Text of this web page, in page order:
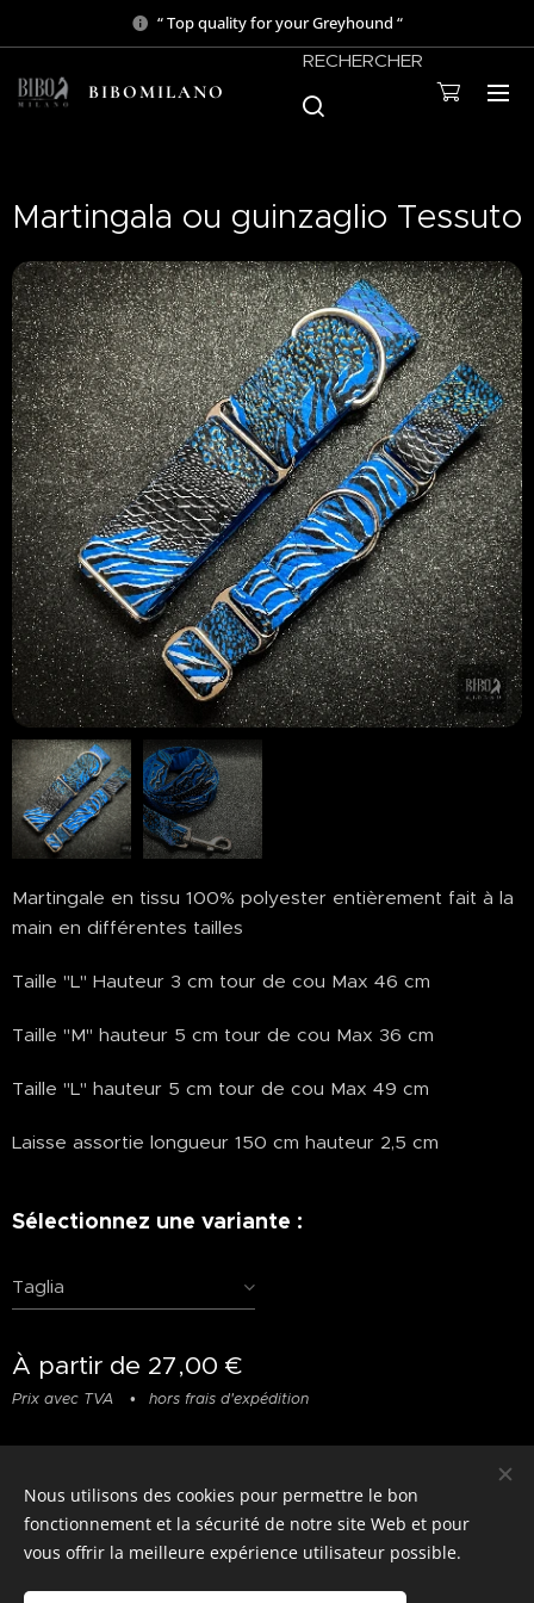
“ Top quality for your Greyhound “
BIBOMILANO
RECHERCHER
Martingala ou guinzaglio Tessuto
Martingale en tissu 100% polyester entièrement fait à la
main en différentes tailles
Taille "L" Hauteur 3 cm tour de cou Max 46 cm
Taille "M" hauteur 5 cm tour de cou Max 36 cm
Taille "L" hauteur 5 cm tour de cou Max 49 cm
Laisse assortie longueur 150 cm hauteur 2,5 cm
Sélectionnez une variante :
Taglia
À partir de 27,00 €
Prix avec TVA hors frais d'expédition
© photostylist.it- 2026 All rights reserved Cookies
Langues
Nous utilisons des cookies pour permettre le bon
fonctionnement et la sécurité de notre site Web et pour
vous offrir la meilleure expérience utilisateur possible.